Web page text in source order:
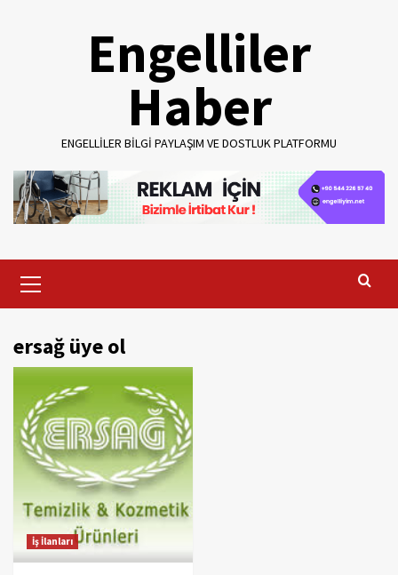
Engelliler
Haber
ENGELLILER BILGI PAYLAŞIM VE DOSTLUK PLATFORMU
Menu
ersağ üye ol
İş İlanları